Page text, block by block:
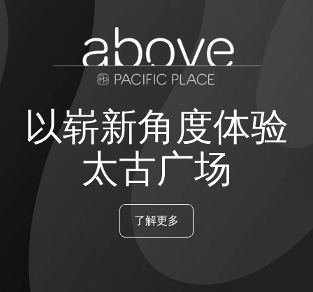
以崭新角度体验
太古广场
了解更多